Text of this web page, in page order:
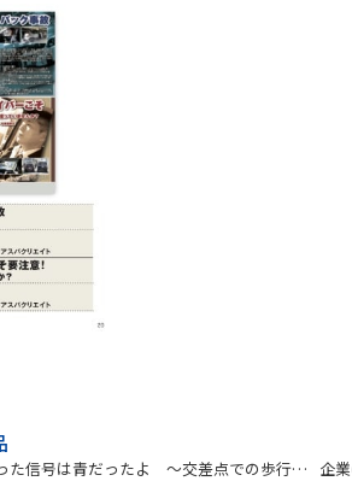
ぼくが渡った信号は青だったよ 〜交差点での歩行者・自転車事故を防ぐために〜